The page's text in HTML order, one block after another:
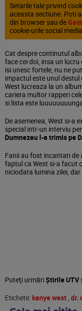
Setarile tale privind
aceasta sectiune. Poti
din browser sau de
cookie-urile social media
Cat despre continutul
face cei doi, insa un
isi unesc fortele, nu ne
impactul este unul destul
West lucreaza la un
cariera multor rapperi
si lista este
De asemenea, West si-a
special intr-un interviu
Dumnezeu l-a trimis pe
Fanii au fost incantati de
faptul ca West si-a facut
niciodata lumina zilei,
Puteţi urmăriȘtirile UTV
Etichete:kanye west dr.